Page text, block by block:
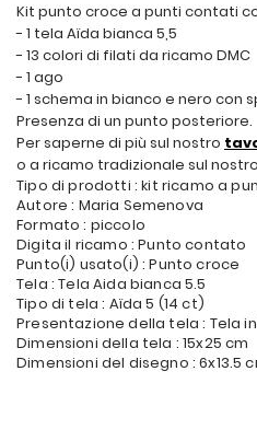
Kit punto croce a punti contati
- 1 tela Aïda bianca 5,5
- 13 colori di filati da ricamo DMC
- 1 ago
- 1 schema in bianco e nero con
Presenza di un punto posteriore.
Per saperne di più sul nostro
o a ricamo tradizionale sul
Tipo di prodotti : kit ricamo a
Autore : Maria Semenova
Formato : piccolo
Digita il ricamo : Punto contato
Punto(i) usato(i) : Punto croce
Tela : Tela Aida bianca 5.5
Tipo di tela : Aïda 5 (14 ct)
Presentazione della tela : Tela
Dimensioni della tela : 15x25 cm
Dimensioni del disegno : 6x13.5